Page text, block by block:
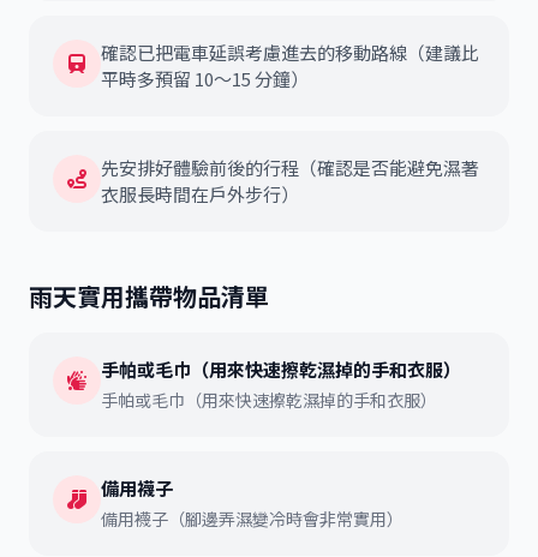
確認已把電車延誤考慮進去的移動路線（建議比
平時多預留 10～15 分鐘）
先安排好體驗前後的行程（確認是否能避免濕著
衣服長時間在戶外步行）
雨天實用攜帶物品清單
手帕或毛巾（用來快速擦乾濕掉的手和衣服）
手帕或毛巾（用來快速擦乾濕掉的手和衣服）
備用襪子
備用襪子（腳邊弄濕變冷時會非常實用）